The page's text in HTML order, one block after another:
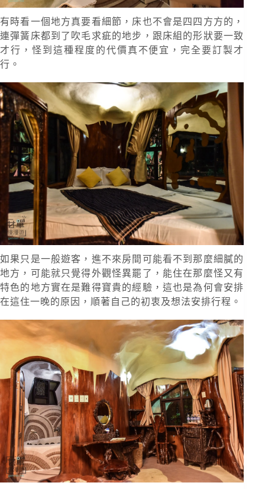
有時看一個地方真要看細節，床也不會是四四方方的，
連彈簧床都到了吹毛求疵的地步，跟床組的形狀要一致
才行，怪到這種程度的代價真不便宜，完全要訂製才
行。
如果只是一般遊客，進不來房間可能看不到那麼細膩的
地方，可能就只覺得外觀怪異罷了，能住在那麼怪又有
特色的地方實在是難得寶貴的經驗，這也是為何會安排
在這住一晚的原因，順著自己的初衷及想法安排行程。